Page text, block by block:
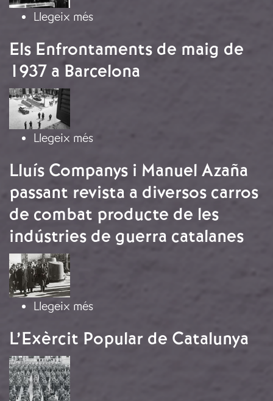
Llegeix méssobre Barcelona, capital de tres
Els Enfrontaments de maig de
1937 a Barcelona
Imatge
Llegeix méssobre Els Enfrontaments de maig
Lluís Companys i Manuel Azaña
passant revista a diversos carros
de combat producte de les
indústries de guerra catalanes
Imatge
Llegeix méssobre Lluís Companys i Manuel
L’Exèrcit Popular de Catalunya
Imatge